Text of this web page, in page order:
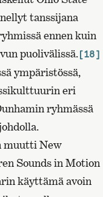
tanssijana
ennen kuin
puolivälissä.[18]
ympäristössä,
eri
ryhmässä
muutti New
Sounds in Motion
käyttämä avoin